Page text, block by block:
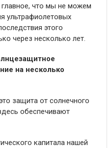
что мы не можем
ультрафиолетовых
этого
через несколько лет.
на несколько
защита от солнечного
обеспечивают
капитала нашей